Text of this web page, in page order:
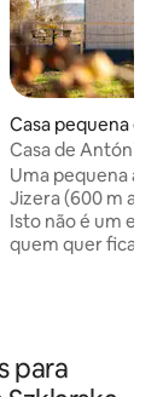
média de 4,95 em
Casa pequena
Casa de António:
Uma pequena
Jizera (600 m
Isto não é um
quem quer ficar
natureza. Perto de trilhos para
caminhadas e
para